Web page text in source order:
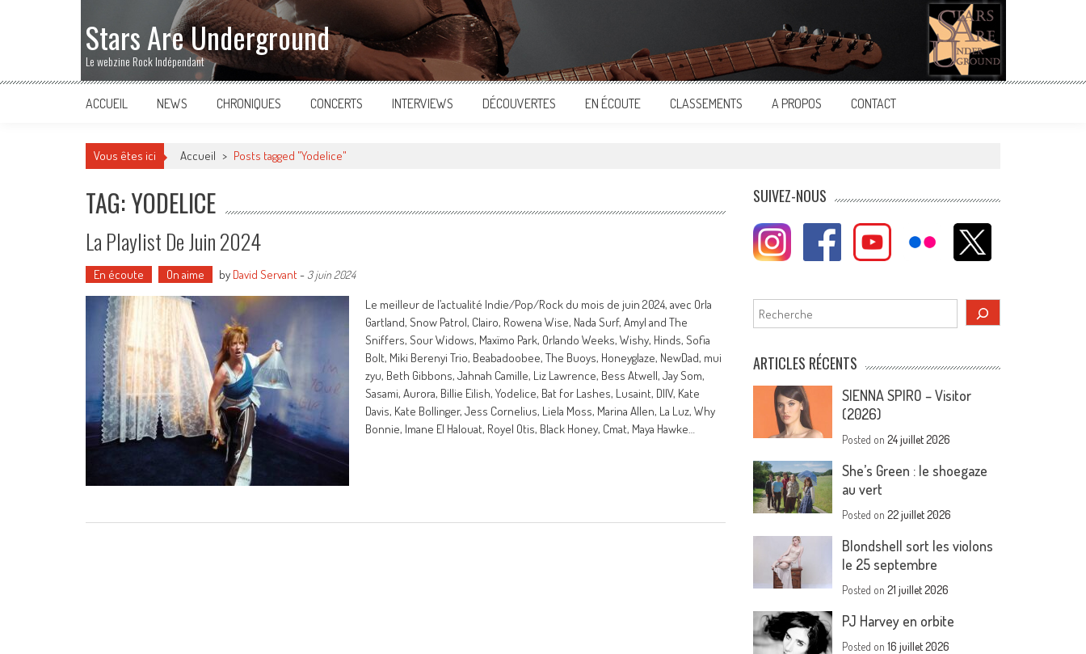
Stars Are Underground
Le webzine Rock Indépendant
ACCUEIL NEWS CHRONIQUES CONCERTS INTERVIEWS DÉCOUVERTES EN ÉCOUTE CLASSEMENTS A PROPOS CONTACT
Vous êtes ici Accueil > Posts tagged "Yodelice"
TAG: YODELICE
La Playlist De Juin 2024
En écoute On aime by David Servant- 3 juin 2024
Le meilleur de l’actualité Indie/Pop/Rock du mois de juin 2024, avec Orla
Gartland, Snow Patrol, Clairo, Rowena Wise, Nada Surf, Amyl and The
Sniffers, Sour Widows, Maxïmo Park, Orlando Weeks, Wishy, Hinds, Sofia
Bolt, Miki Berenyi Trio, Beabadoobee, The Buoys, Honeyglaze, NewDad, mui
zyu, Beth Gibbons, Jahnah Camille, Liz Lawrence, Bess Atwell, Jay Som,
Sasami, Aurora, Billie Eilish, Yodelice, Bat for Lashes, Lusaint, DIIV, Kate
Davis, Kate Bollinger, Jess Cornelius, Liela Moss, Marina Allen, La Luz, Why
Bonnie, Imane El Halouat, Royel Otis, Black Honey, Cmat, Maya Hawke…
SUIVEZ-NOUS
Rechercher
ARTICLES RÉCENTS
SIENNA SPIRO – Visitor
(2026)
Posted on24 juillet 2026
She’s Green : le shoegaze
au vert
Posted on22 juillet 2026
Blondshell sort les violons
le 25 septembre
Posted on21 juillet 2026
PJ Harvey en orbite
Posted on16 juillet 2026